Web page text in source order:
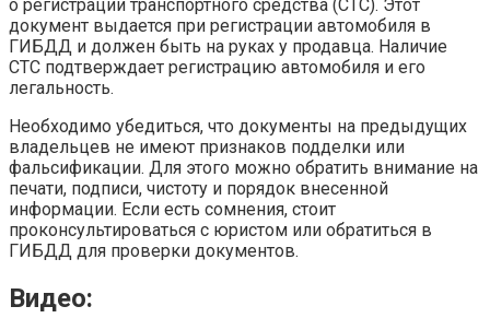
о регистрации транспортного средства (СТС). Этот
документ выдается при регистрации автомобиля в
ГИБДД и должен быть на руках у продавца. Наличие
СТС подтверждает регистрацию автомобиля и его
легальность.
Необходимо убедиться, что документы на предыдущих
владельцев не имеют признаков подделки или
фальсификации. Для этого можно обратить внимание на
печати, подписи, чистоту и порядок внесенной
информации. Если есть сомнения, стоит
проконсультироваться с юристом или обратиться в
ГИБДД для проверки документов.
Видео: